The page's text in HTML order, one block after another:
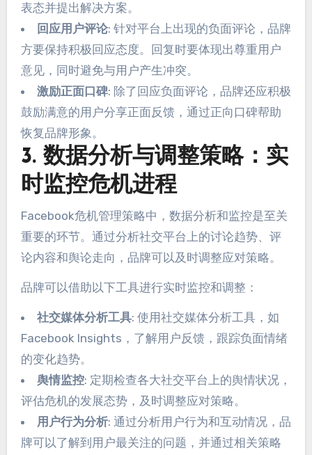
表态并提出解决方案。
回应用户评论: 针对平台上出现的负面评论，品牌
方要保持积极回应态度。回复时要体现出尊重用户
意见，同时避免与用户产生冲突。
激励正面口碑: 除了回应负面评论，品牌还应积极
鼓励满意的用户分享正面反馈，通过正向口碑帮助
恢复品牌形象。
3. 数据分析与调整策略：实
时监控危机进程
Facebook危机管理策略中，数据分析和监控是至关
重要的环节。通过分析社交平台上的讨论趋势、评
论内容和舆论走向，品牌可以及时调整应对策略。
品牌可以借助以下工具进行实时监控和调整：
社交媒体分析工具: 使用社交媒体分析工具，如
Facebook Insights，了解用户反馈，跟踪负面情绪
的变化趋势。
舆情监控: 定期检查各大社交平台上的舆情状况，
评估危机的发展态势，及时调整应对策略。
用户行为分析: 通过分析用户行为和互动情况，品
牌可以了解到用户最关注的问题，并通过相关策略